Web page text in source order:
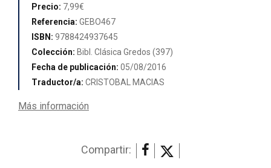
Precio: 7,99€
Referencia: GEBO467
ISBN: 9788424937645
Colección: Bibl. Clásica Gredos (397)
Fecha de publicación: 05/08/2016
Traductor/a: CRISTOBAL MACIAS
Más información
Compartir: